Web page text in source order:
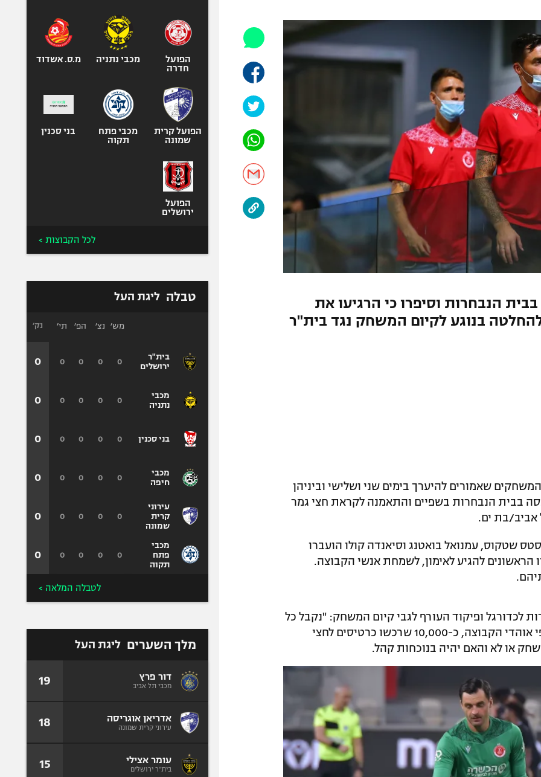
אביב
שבע
ליגה סינית
אופניים
ספורט מוטורי
כדורמים
בייסבול MLB
ספורט אתגרי
אומנויות לחימה
הנבחרות וסיפרו כי הרגיעו את
בנוגע לקיום המשחק נגד בית"ר
שאמורים להיערך בימים שני ושלישי וביניהן
בבית הנבחרות בשפיים והתאמנה לקראת חצי גמר
אביב/בת ים.
שטקוס, עמנואל בואטנג וסיאנדה קולו הועברו
הראשונים להגיע לאימון, לשמחת אנשי הקבוצה.
ופיקוד העורף לגבי קיום המשחק: "נקבל כל
החלטה שתתקבל", אמרו במועדון. גם אלפי אוהדי הקבוצה, כ-10,000 שרכשו כרטיסים לחצי
או לא והאם יהיה בנוכחות קהל.
הפועל
חדרה
מכבי נתניה מ.ס. אשדוד
הפועל קרית
שמונה
מכבי פתח
תקוה
בני סכנין
הפועל
ירושלים
לכל הקבוצות >
טבלה ליגת העל
בית"ר
ירושלים
מכבי
נתניה
בני סכנין
מכבי
חיפה
עירוני
קרית
שמונה
מכבי
פתח
תקוה
מש׳ נצ׳ הפ׳ תי׳
0
0
0
0
0
0
0
0
0
0
0
0
0
0
0
0
0
0
0
0
0
0
0
0
נק׳
0
0
0
0
0
0
לטבלה המלאה >
מלך השערים ליגת העל
דור פרץ
מכבי תל אביב 19
אדריאן אוגריסה
עירוני קרית שמונה 18
עומר אצילי
בית"ר ירושלים 15